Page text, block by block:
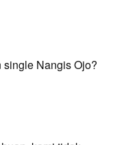
Nangis Ojo?